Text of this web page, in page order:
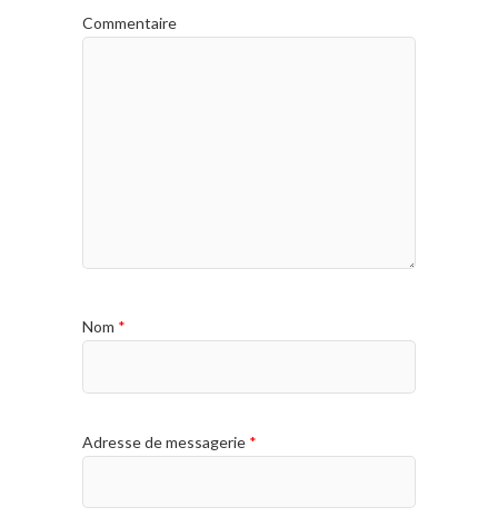
Commentaire
Nom *
Adresse de messagerie *